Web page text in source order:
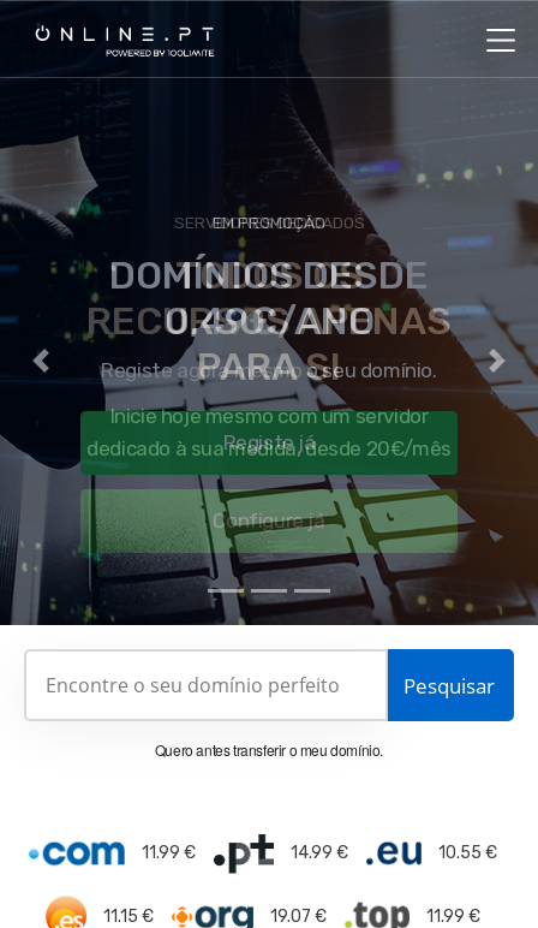
EM PROMOÇÃO
DOMÍNIOS DESDE
0,49€/ANO
Registe agora mesmo o seu domínio.
Registe já
Previous
Quero antes transferir o meu domínio.
11.99 € 14.99 € 10.55 €
11.15 € 19.07 € 11.99 €